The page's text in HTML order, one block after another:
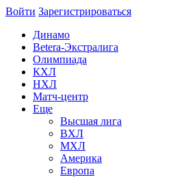
Войти Зарегиcтрироваться
Динамо
Betera-Экстралига
Олимпиада
КХЛ
НХЛ
Матч-центр
Еще
Высшая лига
ВХЛ
МХЛ
Америка
Европа